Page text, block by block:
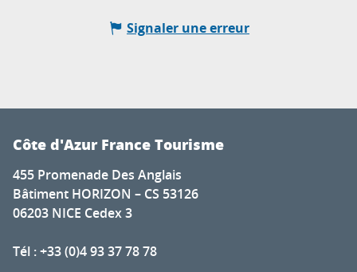
Signaler une erreur
Côte d'Azur France Tourisme
455 Promenade Des Anglais
Bâtiment HORIZON – CS 53126
06203 NICE Cedex 3
Tél : +33 (0)4 93 37 78 78